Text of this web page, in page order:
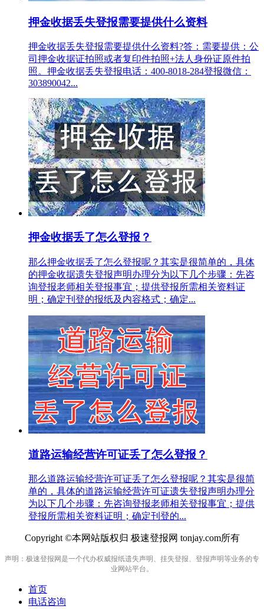
押金收据丢失登报需要提供什么资料
押金收据丢失登报需要提供什么资料?答：需要提供：公
司押金收据证拍照或者复印件拍照+法人身份证原件拍
照。押金收据丢失登报电话：400-8018-284登报微信：
303890042...
押金收据丢了怎么登报？
那么押金收据丢了怎么登报呢？其实是很简单的，具体
的押金收据遗失登报声明办理分为以下几个步骤：先咨
询登报老师相关登报事宜；提供登报所需相关资料证
明；确定刊登的报纸及内容格式；确定...
道路运输经营许可证丢了怎么登报？
那么道路运输经营许可证丢了怎么登报呢？其实是很简
单的，具体的道路运输经营许可证遗失登报声明办理分
为以下几个步骤：先咨询登报老师相关登报事宜；提供
登报所需相关资料证明；确定刊登的...
Copyright ©本网站版权归 极速登报网 tonjay.com所有
声明：极速登报网是一个代办权威报纸遗失声明、挂失登报、登报声明等业务的专
业网站平台。
首页
电话咨询